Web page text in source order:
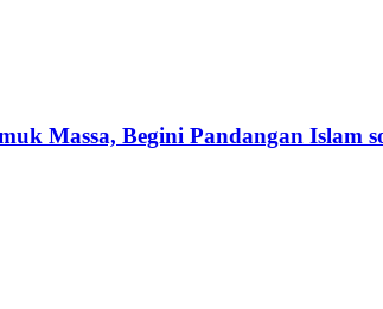
Massa, Begini Pandangan Islam